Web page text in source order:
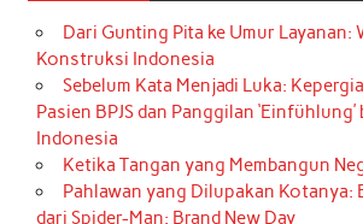
Dari Gunting Pita ke Umur Layanan:
Konstruksi Indonesia
Sebelum Kata Menjadi Luka:
Pasien BPJS dan Panggilan ‘Einfühlung’
Indonesia
Ketika Tangan yang Membangun
Pahlawan yang Dilupakan Kotanya:
dari Spider-Man: Brand New Day